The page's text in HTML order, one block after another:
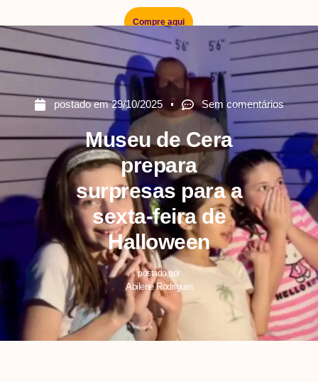
Compre aqui
postado em 29/10/2025 Sem comentários
Museu de Cera
prepara
surpresas para a
sexta-feira de
Halloween
postado por
Abilene Rodrigues